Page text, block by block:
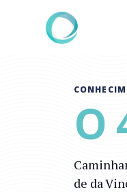
O
de da